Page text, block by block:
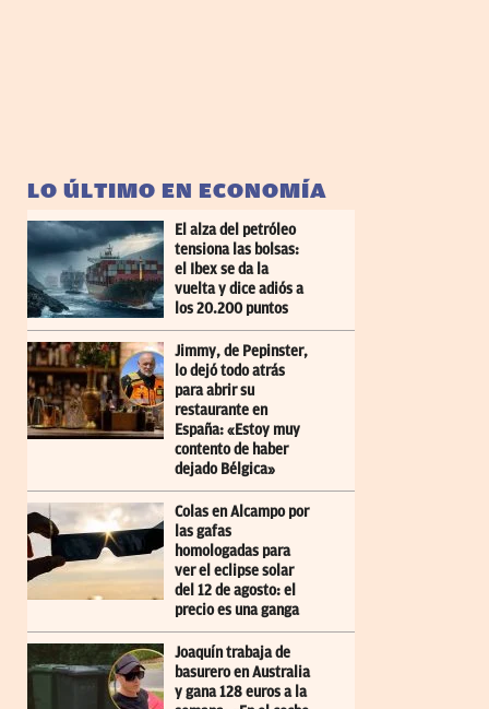
LO ÚLTIMO EN ECONOMÍA
El alza del petróleo
tensiona las bolsas:
el Ibex se da la
vuelta y dice adiós a
los 20.200 puntos
Jimmy, de Pepinster,
lo dejó todo atrás
para abrir su
restaurante en
España: «Estoy muy
contento de haber
dejado Bélgica»
Colas en Alcampo por
las gafas
homologadas para
ver el eclipse solar
del 12 de agosto: el
precio es una ganga
Joaquín trabaja de
basurero en Australia
y gana 128 euros a la